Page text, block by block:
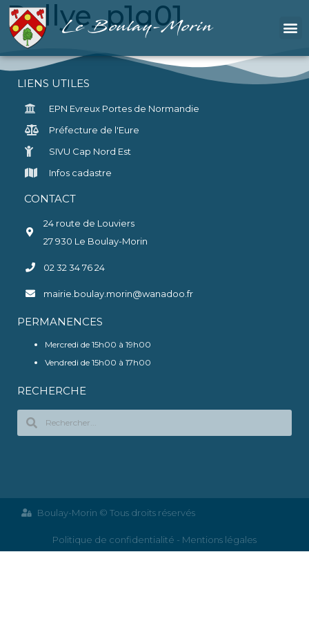
Le Boulay-Morin
Rallye_p1q01
LIENS UTILES
EPN Evreux Portes de Normandie
Préfecture de l'Eure
SIVU Cap Nord Est
Infos cadastre
CONTACT
24 route de Louviers
27 930 Le Boulay-Morin
02 32 34 76 24
mairie.boulay.morin@wanadoo.fr
PERMANENCES
Mercredi de 15h00 à 19h00
Vendredi de 15h00 à 17h00
RECHERCHE
Boulay-Morin © Tous droits réservés
Politique de confidentialité - Mentions légales